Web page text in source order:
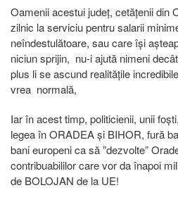
Oamenii acestui județ, cetățenii din
zilnic la serviciu pentru salarii
neîndestulătoare, sau care își
niciun sprijin, nu-i ajută nimeni
plus li se ascund realitățile
vrea normală,
Iar în acest timp, politicienii, unii
legea în ORADEA și BIHOR, fură
bani europeni ca să ”dezvolte”
contribuabililor care vor da înapoi
de BOLOJAN de la UE!